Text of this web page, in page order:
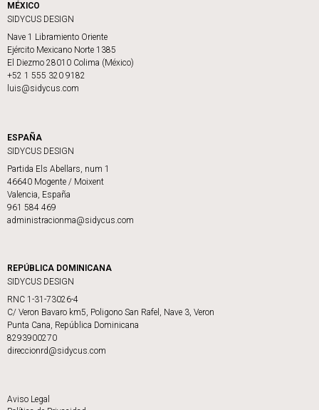
MÉXICO
SIDYCUS DESIGN
Nave 1 Libramiento Oriente
Ejército Mexicano Norte 1385
El Diezmo 28010 Colima (México)
+52 1 555 320 9182
luis@sidycus.com
ESPAÑA
SIDYCUS DESIGN
Partida Els Abellars, num 1
46640 Mogente / Moixent
Valencia, España
961 584 469
administracionma@sidycus.com
REPÚBLICA DOMINICANA
SIDYCUS DESIGN
RNC 1-31-73026-4
C/ Veron Bavaro km5, Poligono San Rafel, Nave 3, Veron
Punta Cana, República Dominicana
8293900270
direccionrd@sidycus.com
Aviso Legal